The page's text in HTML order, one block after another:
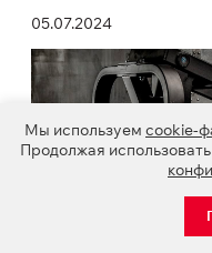
05.07.2024
Мы используем cookie-
Продолжая